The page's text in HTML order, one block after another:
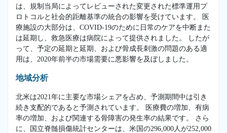
は、規制当局によってレビューされた変更された標準運用プ
ロトコルと社会的距離基準の統合の影響を受けています。 医
療施設の大部分は、COVID-19のために日常のケアを中断また
は延期し、救急医療は病院によって提供されました。 したが
って、予定の延期と延期、および骨成長刺激の問題のある適
用は、2020年前半の市場需要に悪影響を及ぼしました。
地域分析
北米は2021年に主要な市場シェアを占め、予測期間中は引き
続き支配的であると予測されています。 医療費の増加、有病
率の増加、および関連する骨障害の発生率の結果です。 さら
に、国立脊髄損傷統計センターは、米国の296,000人が252,000